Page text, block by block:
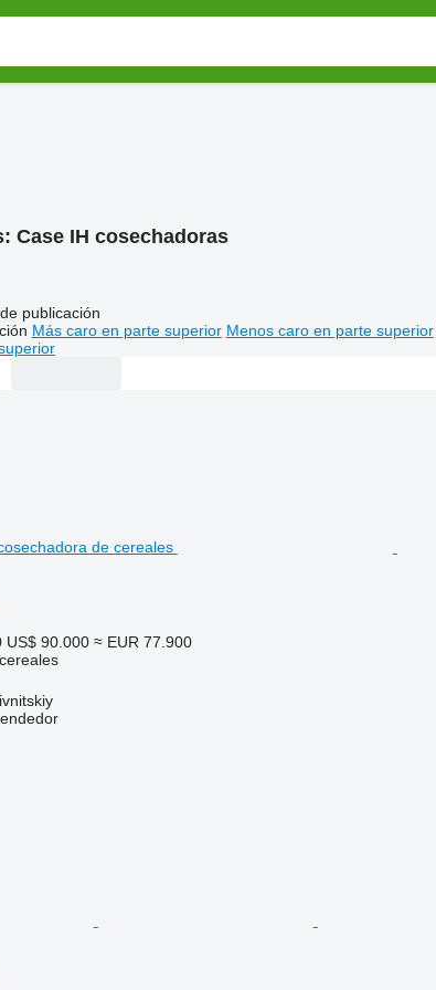
Case IH cosechadoras
publicación
Más caro en parte superior Menos caro en parte superior
US$ 90.000 ≈ EUR 77.900